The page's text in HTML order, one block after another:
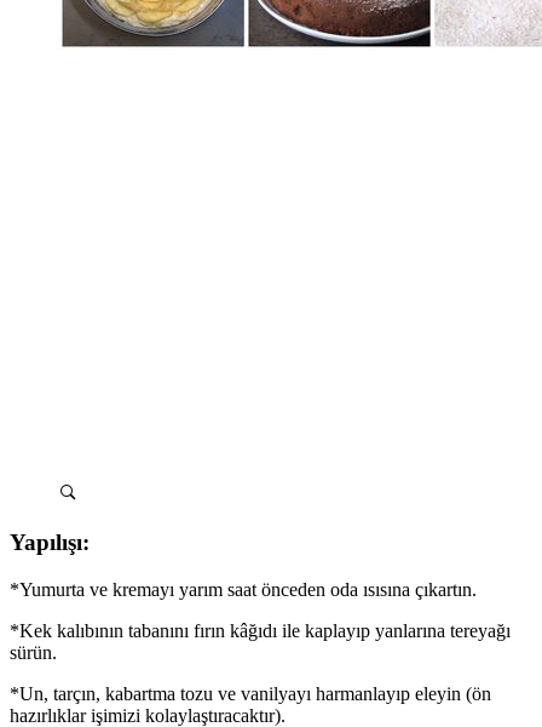
Yapılışı:
*Yumurta ve kremayı yarım saat önceden oda ısısına çıkartın.
*Kek kalıbının tabanını fırın kâğıdı ile kaplayıp yanlarına tereyağı
sürün.
*Un, tarçın, kabartma tozu ve vanilyayı harmanlayıp eleyin (ön
hazırlıklar işimizi kolaylaştıracaktır).